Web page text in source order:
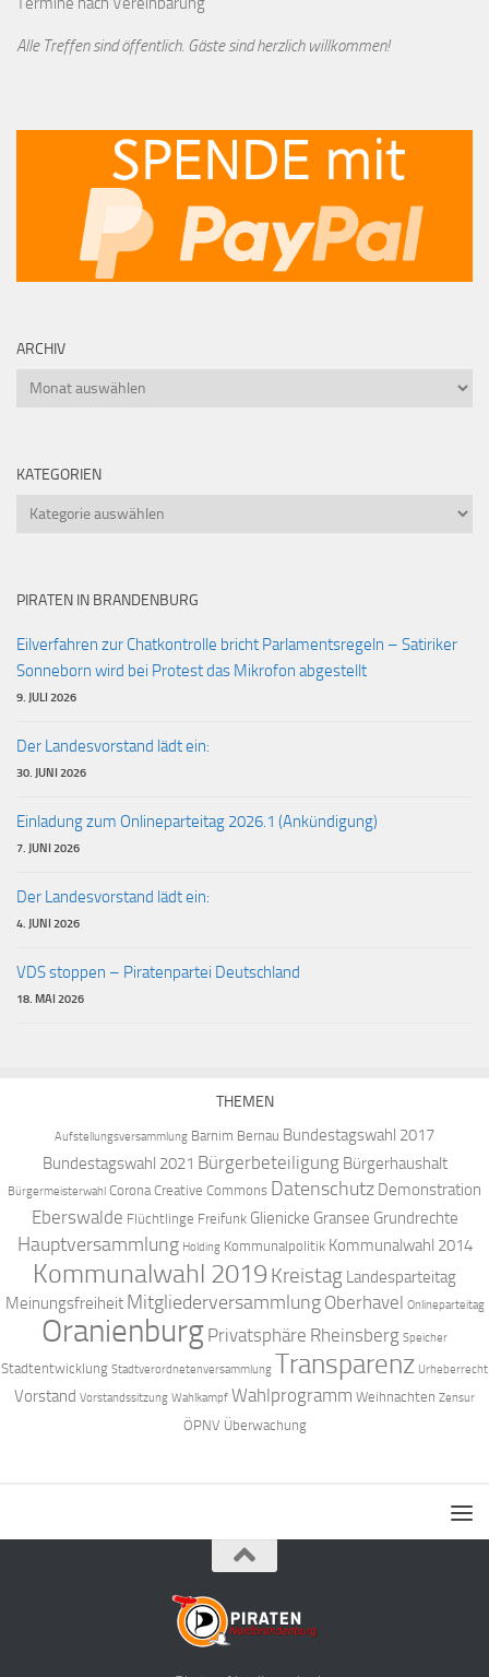
Alle Treffen sind öffentlich. Gäste sind herzlich willkommen!
ARCHIV
Archiv
KATEGORIEN
Kategorien
PIRATEN IN BRANDENBURG
Eilverfahren zur Chatkontrolle bricht Parlamentsregeln – Satiriker
Sonneborn wird bei Protest das Mikrofon abgestellt
9. JULI 2026
Der Landesvorstand lädt ein:
30. JUNI 2026
Einladung zum Onlineparteitag 2026.1 (Ankündigung)
7. JUNI 2026
Der Landesvorstand lädt ein:
4. JUNI 2026
VDS stoppen – Piratenpartei Deutschland
18. MAI 2026
THEMEN
Aufstellungsversammlung Barnim Bernau Bundestagswahl 2017
Bundestagswahl 2021 Bürgerbeteiligung Bürgerhaushalt
Bürgermeisterwahl Corona Creative Commons Datenschutz Demonstration
Eberswalde Flüchtlinge Freifunk Glienicke Gransee Grundrechte
Hauptversammlung Holding Kommunalpolitik Kommunalwahl 2014
Kommunalwahl 2019 Kreistag Landesparteitag
Meinungsfreiheit Mitgliederversammlung Oberhavel Onlineparteitag
Oranienburg Privatsphäre Rheinsberg Speicher
Stadtentwicklung Stadtverordnetenversammlung Transparenz Urheberrecht
Vorstand Vorstandssitzung Wahlkampf Wahlprogramm Weihnachten Zensur
ÖPNV Überwachung